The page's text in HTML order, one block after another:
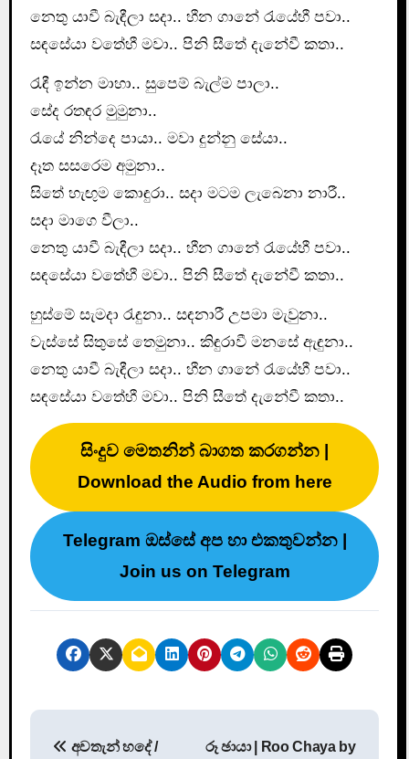
නෙතු යාවී බැඳීලා සදා.. හීන ගානේ රැයේහී පවා..
සඳසේයා වතේහී මවා.. පිනි සීතේ දැනේවී කතා..
රැඳී ඉන්න මාහා.. සුපෙම් බැල්ම පාලා..
සේද රතඳර මුමුනා..
රැයේ නින්දෙ පායා.. මවා දුන්නු සේයා..
දෑත සසරෙම අමුනා..
සිතේ හැඟුම කොඳුරා.. සදා මටම ලැබෙනා නාරී..
සදා මාගෙ වීලා..
නෙතු යාවී බැඳීලා සදා.. හීන ගානේ රැයේහී පවා..
සඳසේයා වතේහී මවා.. පිනි සීතේ දැනේවී කතා..
හුස්මේ සැමදා රැඳුනා.. සඳනාරී උපමා මැවුනා..
වැස්සේ සිතුසේ තෙමුනා.. කිඳුරාවී මනසේ ඇඳුනා..
නෙතු යාවී බැඳීලා සදා.. හීන ගානේ රැයේහී පවා..
සඳසේයා වතේහී මවා.. පිනි සීතේ දැනේවී කතා..
සිංදුව මෙතනින් බාගත කරගන්න |
Download the Audio from here
Telegram ඔස්සේ අප හා එකතුවන්න |
Join us on Telegram
අවතැන් හදේ /
රූ ඡායා | Roo Chaya by